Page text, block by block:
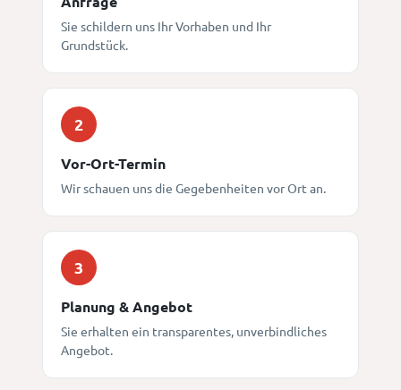
Sie schildern uns Ihr Vorhaben und Ihr
Grundstück.
2
Vor-Ort-Termin
Wir schauen uns die Gegebenheiten vor Ort an.
3
Planung & Angebot
Sie erhalten ein transparentes, unverbindliches
Angebot.